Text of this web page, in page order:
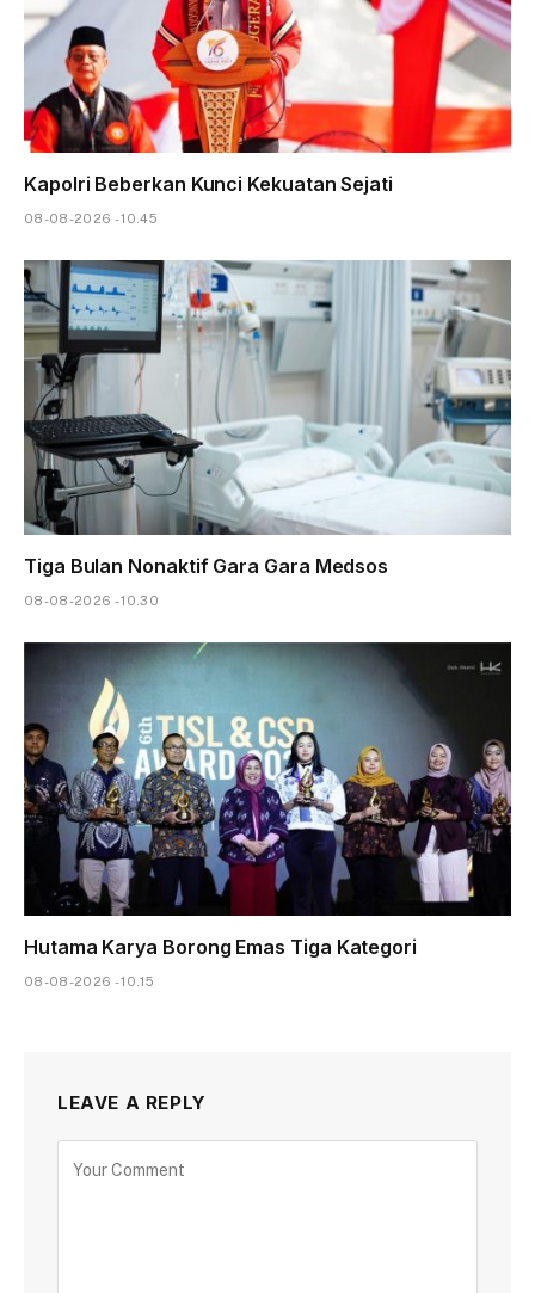
Kapolri Beberkan Kunci Kekuatan Sejati
08-08-2026 - 10.45
Tiga Bulan Nonaktif Gara Gara Medsos
08-08-2026 - 10.30
Hutama Karya Borong Emas Tiga Kategori
08-08-2026 - 10.15
LEAVE A REPLY